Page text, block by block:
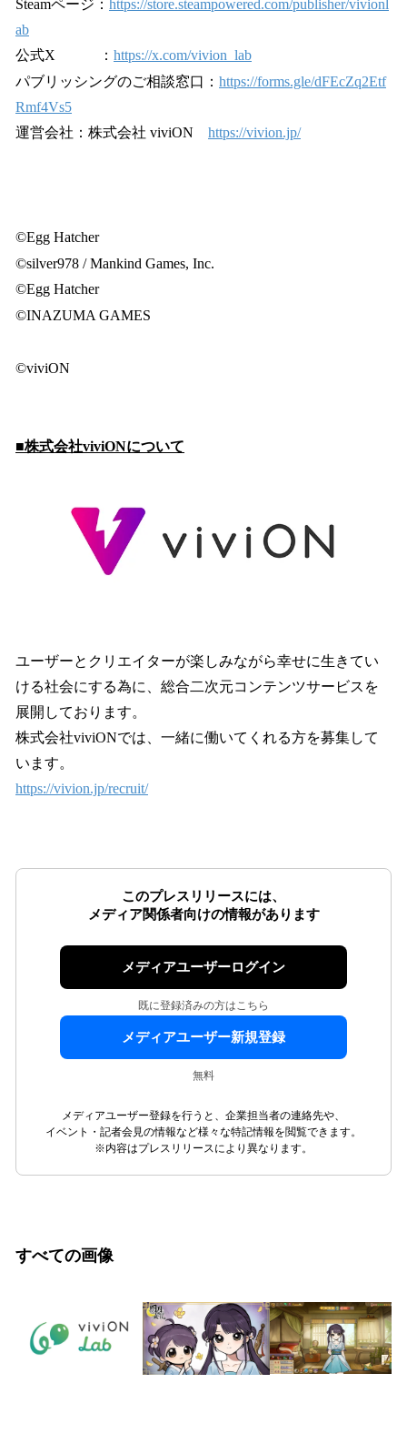
Steamページ： https://store.steampowered.com/publisher/vivionl
ab
公式X ： https://x.com/vivion_lab
パブリッシングのご相談窓口： https://forms.gle/dFEcZq2Etf
Rmf4Vs5
運営会社：株式会社 viviON https://vivion.jp/
©Egg Hatcher
©silver978 / Mankind Games, Inc.
©Egg Hatcher
©INAZUMA GAMES
©viviON
■株式会社viviONについて
ユーザーとクリエイターが楽しみながら幸せに生きてい
ける社会にする為に、総合二次元コンテンツサービスを
展開しております。
株式会社viviONでは、一緒に働いてくれる方を募集して
います。
https://vivion.jp/recruit/
このプレスリリースには、
メディア関係者向けの情報があります
メディアユーザーログイン
既に登録済みの方はこちら
メディアユーザー新規登録
無料
メディアユーザー登録を行うと、企業担当者の連絡先や、
イベント・記者会見の情報など様々な特記情報を閲覧できます。
※内容はプレスリリースにより異なります。
すべての画像